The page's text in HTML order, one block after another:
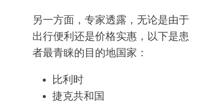
另一方面，专家透露，无论是由于
出行便利还是价格实惠，以下是患
者最青睐的目的地国家：
比利时
捷克共和国